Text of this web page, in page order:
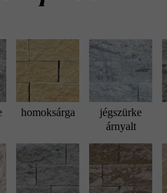
homoksárga
jégszürke
árnyalt